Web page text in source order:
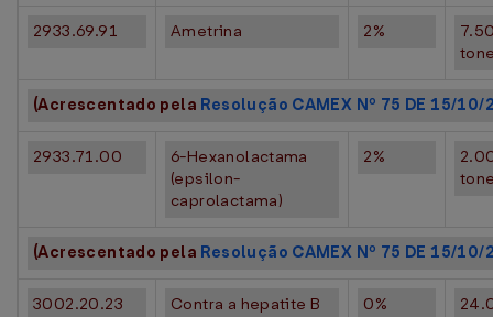
2933.69.91 Ametrina 2%
(Acrescentado pela Resolução CAMEX Nº 75 DE 15/10/
2933.71.00
6-Hexanolactama
(epsilon-
caprolactama)
2%
(Acrescentado pela Resolução CAMEX Nº 75 DE 15/10/
3002.20.23 Contra a hepatite B 0%